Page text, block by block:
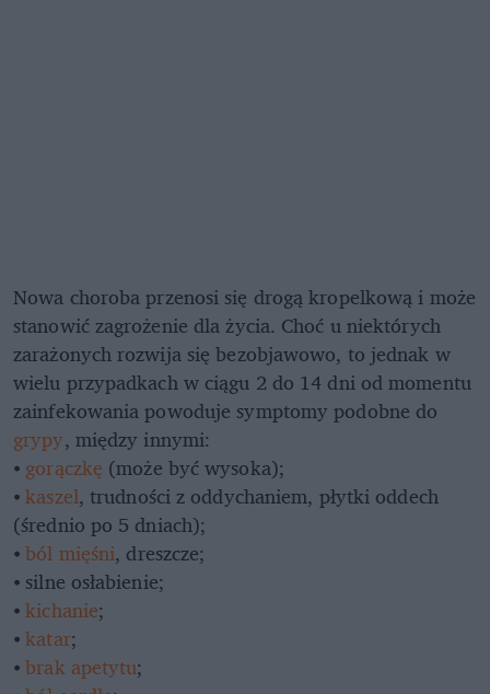
Nowa choroba przenosi się drogą kropelkową i może
stanowić zagrożenie dla życia. Choć u niektórych
zarażonych rozwija się bezobjawowo, to jednak w
wielu przypadkach w ciągu 2 do 14 dni od momentu
zainfekowania powoduje symptomy podobne do
grypy, między innymi:
⦁ gorączkę (może być wysoka);
⦁kaszel, trudności z oddychaniem, płytki oddech
(średnio po 5 dniach);
⦁ból mięśni, dreszcze;
⦁ silne osłabienie;
⦁kichanie;
⦁katar;
⦁brak apetytu;